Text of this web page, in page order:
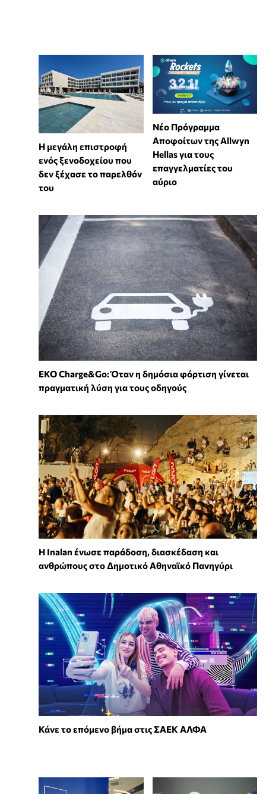
Η μεγάλη επιστροφή
ενός ξενοδοχείου που
δεν ξέχασε το παρελθόν
του
Νέο Πρόγραμμα
Αποφοίτων της Allwyn
Hellas για τους
επαγγελματίες του
αύριο
EKO Charge&Go: Όταν η δημόσια φόρτιση γίνεται
πραγματική λύση για τους οδηγούς
Η Inalan ένωσε παράδοση, διασκέδαση και
ανθρώπους στο Δημοτικό Αθηναϊκό Πανηγύρι
Κάνε το επόμενο βήμα στις ΣΑΕΚ ΑΛΦΑ